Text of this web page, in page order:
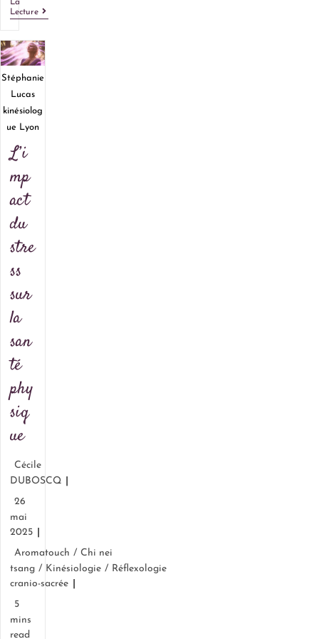
La
Lecture
Stéphanie
Lucas
kinésiolog
ue Lyon
L’i
mp
act
du
stre
ss
sur
la
san
té
phy
siq
ue
Cécile
DUBOSCQ
26
mai
2025
Aromatouch / Chi nei
tsang / Kinésiologie / Réflexologie
cranio-sacrée
5
mins
read